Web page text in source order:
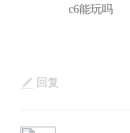
c6能玩吗
回复